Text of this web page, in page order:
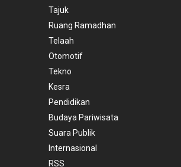
Tajuk
Ruang Ramadhan
Telaah
Otomotif
Tekno
Kesra
Pendidikan
Budaya Pariwisata
Suara Publik
Internasional
RSS